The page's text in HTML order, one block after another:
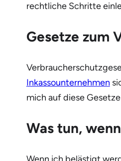
rechtliche Schritte
Gesetze zum
Inkassounternehmen
mich auf diese
Was tun,